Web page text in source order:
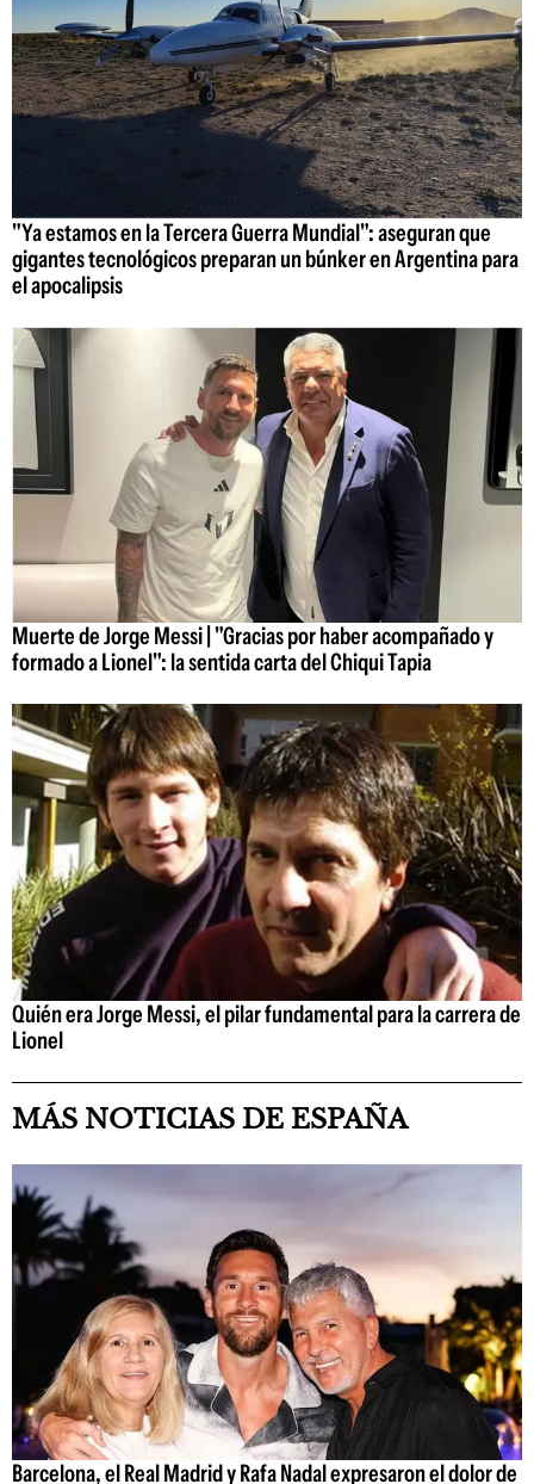
"Ya estamos en la Tercera Guerra Mundial": aseguran que
gigantes tecnológicos preparan un búnker en Argentina para
el apocalipsis
Muerte de Jorge Messi | "Gracias por haber acompañado y
formado a Lionel": la sentida carta del Chiqui Tapia
Quién era Jorge Messi, el pilar fundamental para la carrera de
Lionel
MÁS NOTICIAS DE ESPAÑA
Barcelona, el Real Madrid y Rafa Nadal expresaron el dolor de